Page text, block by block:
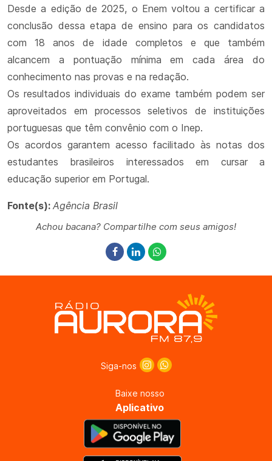
Desde a edição de 2025, o Enem voltou a certificar a
conclusão dessa etapa de ensino para os candidatos
com 18 anos de idade completos e que também
alcancem a pontuação mínima em cada área do
conhecimento nas provas e na redação.
Os resultados individuais do exame também podem ser
aproveitados em processos seletivos de instituições
portuguesas que têm convênio com o Inep.
Os acordos garantem acesso facilitado às notas dos
estudantes brasileiros interessados em cursar a
educação superior em Portugal.
Fonte(s): Agência Brasil
Achou bacana? Compartilhe com seus amigos!
Siga-nos
Baixe nosso
Aplicativo